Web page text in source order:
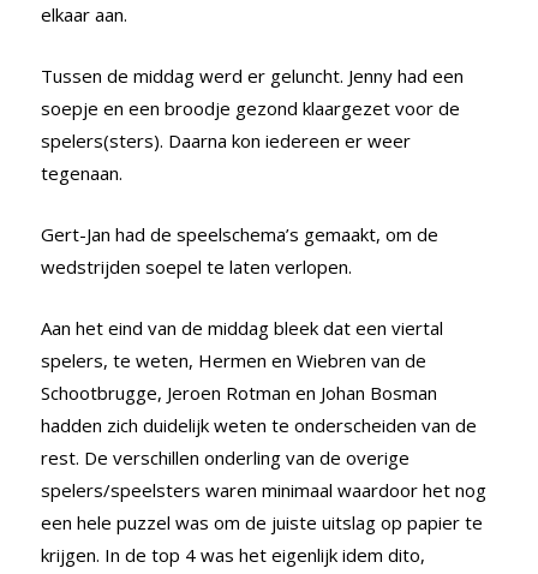
elkaar aan.
Tussen de middag werd er geluncht. Jenny had een
soepje en een broodje gezond klaargezet voor de
spelers(sters). Daarna kon iedereen er weer
tegenaan.
Gert-Jan had de speelschema’s gemaakt, om de
wedstrijden soepel te laten verlopen.
Aan het eind van de middag bleek dat een viertal
spelers, te weten, Hermen en Wiebren van de
Schootbrugge, Jeroen Rotman en Johan Bosman
hadden zich duidelijk weten te onderscheiden van de
rest. De verschillen onderling van de overige
spelers/speelsters waren minimaal waardoor het nog
een hele puzzel was om de juiste uitslag op papier te
krijgen. In de top 4 was het eigenlijk idem dito,